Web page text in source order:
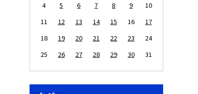
4
5 6 7 8 9
10
11
12 13 14 15 16
17
18
19 20 21 22 23
24
25
26 27 28 29 30 31